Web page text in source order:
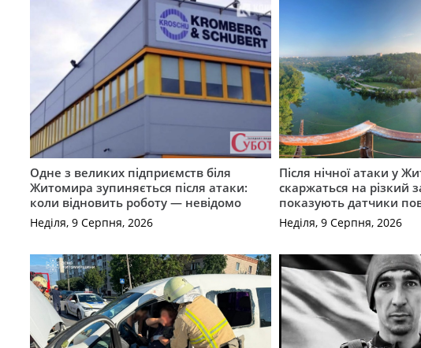
Одне з великих підприємств біля
Житомира зупиняється після атаки:
коли відновить роботу — невідомо
Неділя, 9 Серпня, 2026
Після нічної атаки у
скаржаться на різкий
показують датчики
Неділя, 9 Серпня, 2026